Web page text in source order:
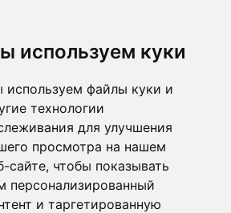
используем куки
файлы куки и
технологии
для улучшения
просмотра на нашем
сайте, чтобы показывать
персонализированный
и таргетированную
CPS
CHROME - CVS2 L
(левый)